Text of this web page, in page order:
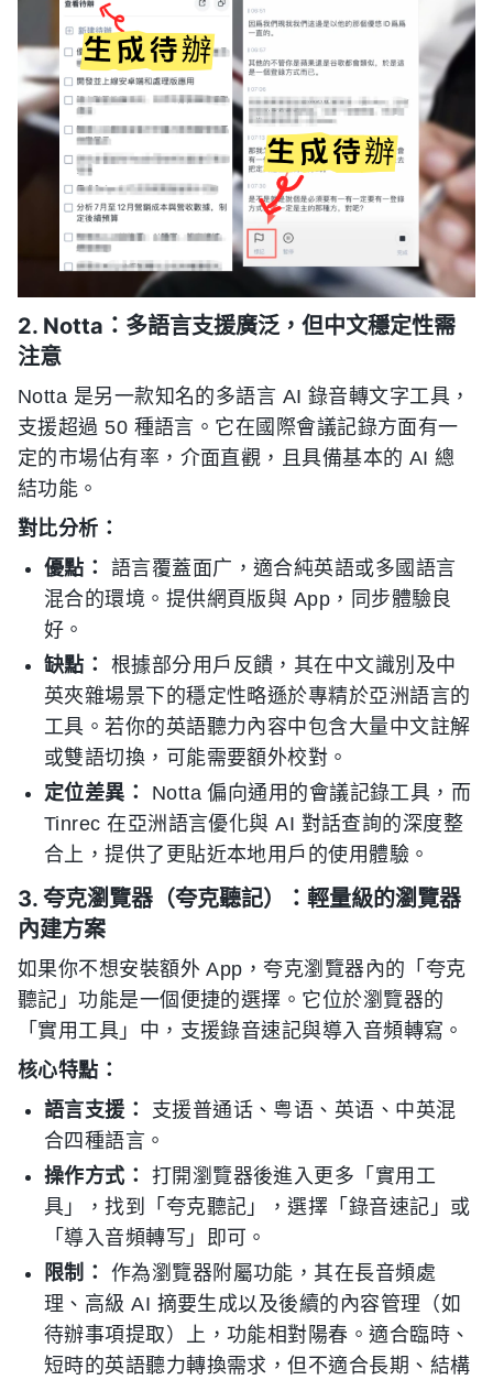
2. Notta：多語言支援廣泛，但中文穩定性需
注意
Notta 是另一款知名的多語言 AI 錄音轉文字工具，
支援超過 50 種語言。它在國際會議記錄方面有一
定的市場佔有率，介面直觀，且具備基本的 AI 總
結功能。
對比分析：
優點：
語言覆蓋面广，適合純英語或多國語言
混合的環境。提供網頁版與 App，同步體驗良
好。
缺點：
根據部分用戶反饋，其在中文識別及中
英夾雜場景下的穩定性略遜於專精於亞洲語言的
工具。若你的英語聽力內容中包含大量中文註解
或雙語切換，可能需要額外校對。
定位差異：
Notta 偏向通用的會議記錄工具，而
Tinrec 在亞洲語言優化與 AI 對話查詢的深度整
合上，提供了更貼近本地用戶的使用體驗。
3. 夸克瀏覽器（夸克聽記）：輕量級的瀏覽器
內建方案
如果你不想安裝額外 App，夸克瀏覽器內的「夸克
聽記」功能是一個便捷的選擇。它位於瀏覽器的
「實用工具」中，支援錄音速記與導入音頻轉寫。
核心特點：
語言支援：
支援普通话、粤语、英语、中英混
合四種語言。
操作方式：
打開瀏覽器後進入更多「實用工
具」，找到「夸克聽記」，選擇「錄音速記」或
「導入音頻轉写」即可。
限制：
作為瀏覽器附屬功能，其在長音頻處
理、高級 AI 摘要生成以及後續的內容管理（如
待辦事項提取）上，功能相對陽春。適合臨時、
短時的英語聽力轉換需求，但不適合長期、結構